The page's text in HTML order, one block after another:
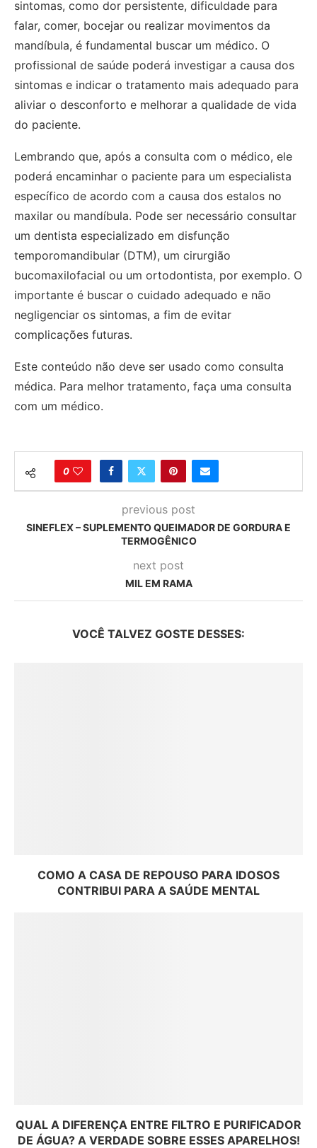
sintomas, como dor persistente, dificuldade para
falar, comer, bocejar ou realizar movimentos da
mandíbula, é fundamental buscar um médico. O
profissional de saúde poderá investigar a causa dos
sintomas e indicar o tratamento mais adequado para
aliviar o desconforto e melhorar a qualidade de vida
do paciente.
Lembrando que, após a consulta com o médico, ele
poderá encaminhar o paciente para um especialista
específico de acordo com a causa dos estalos no
maxilar ou mandíbula. Pode ser necessário consultar
um dentista especializado em disfunção
temporomandibular (DTM), um cirurgião
bucomaxilofacial ou um ortodontista, por exemplo. O
importante é buscar o cuidado adequado e não
negligenciar os sintomas, a fim de evitar
complicações futuras.
Este conteúdo não deve ser usado como consulta
médica. Para melhor tratamento, faça uma consulta
com um médico.
0
previous post
SINEFLEX – SUPLEMENTO QUEIMADOR DE GORDURA E
TERMOGÊNICO
next post
MIL EM RAMA
VOCÊ TALVEZ GOSTE DESSES:
COMO A CASA DE REPOUSO PARA IDOSOS
CONTRIBUI PARA A SAÚDE MENTAL
QUAL A DIFERENÇA ENTRE FILTRO E PURIFICADOR
DE ÁGUA? A VERDADE SOBRE ESSES APARELHOS!